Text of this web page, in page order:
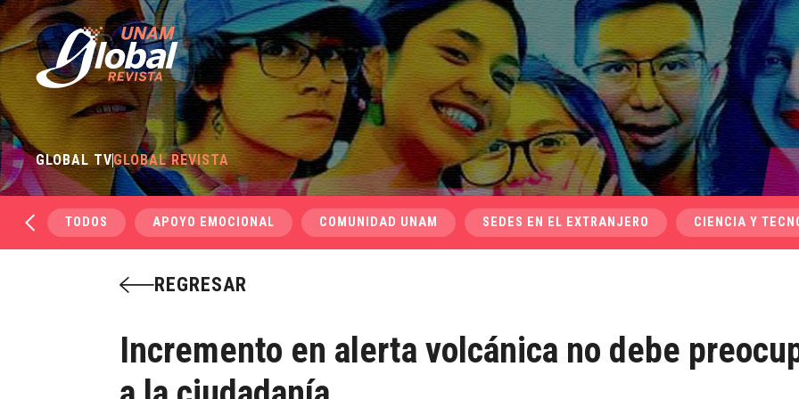
GLOBAL TVGLOBAL REVISTA
TODOS APOYO EMOCIONAL COMUNIDAD UNAM SEDES EN EL EXTRANJERO CIENCIA Y
REGRESAR
Incremento en alerta volcánica no debe